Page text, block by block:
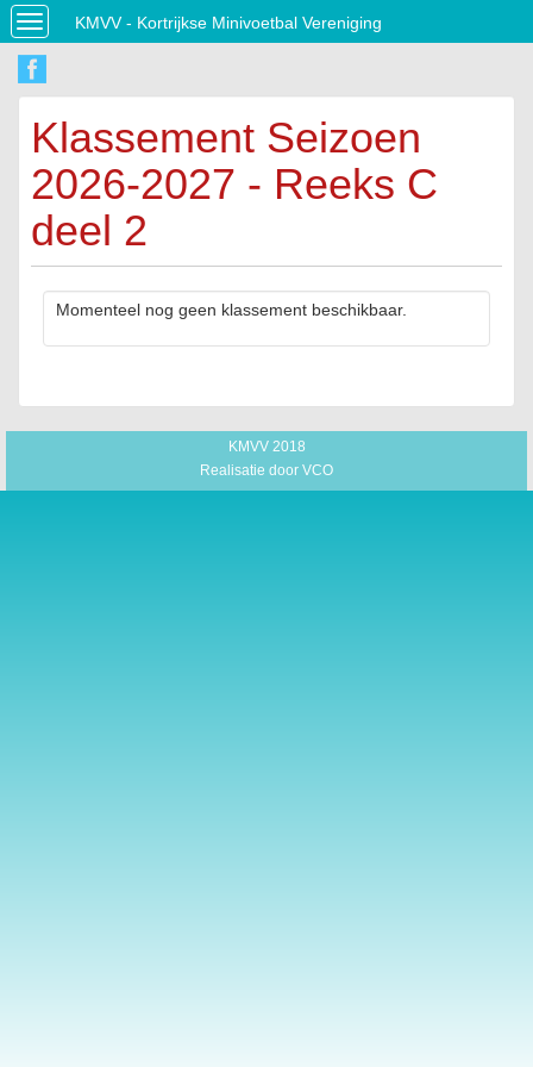
Toggle
navigation
KMVV - Kortrijkse Minivoetbal Vereniging
Klassement Seizoen
2026-2027 - Reeks C
deel 2
Momenteel nog geen klassement beschikbaar.
KMVV 2018
Realisatie door VCO